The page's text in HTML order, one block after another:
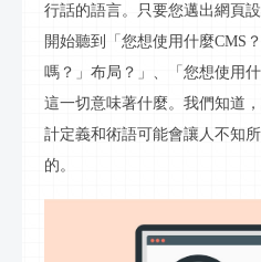
行話的語言。只要您邁出網頁
開始聽到「您想使用什麼CMS
嗎？」布局？」、「您想使用
這一切意味著什麼。我們知道
計定義和術語可能會讓人不知
的。